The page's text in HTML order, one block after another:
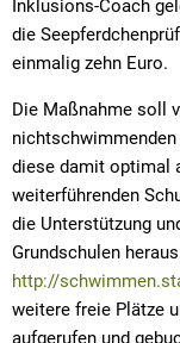
Inklusions-Coach
die
einmalig zehn Euro.
Die Maßnahme soll
diese damit optimal
weiterführenden
die Unterstützung
Grundschulen
http://
weitere freie Plätze
aufgerufen und